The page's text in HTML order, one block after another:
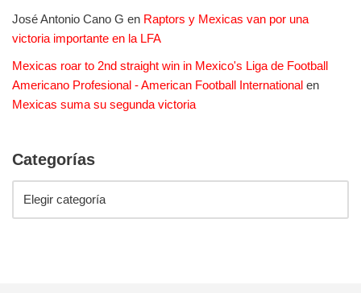
José Antonio Cano G en Raptors y Mexicas van por una
victoria importante en la LFA
Mexicas roar to 2nd straight win in Mexico's Liga de Football
Americano Profesional - American Football International en
Mexicas suma su segunda victoria
Categorías